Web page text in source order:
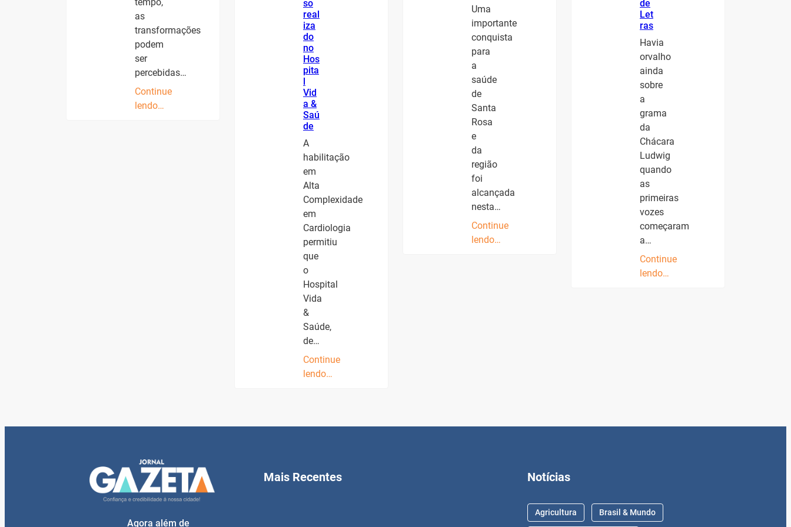
tempo,
as
transformações
podem
ser
percebidas…
Continue
lendo…
so
real
iza
do
no
Hos
pita
Vid
a &
Saú
de
A
habilitação
em
Alta
Complexidade
em
Cardiologia
permitiu
que
o
Hospital
Vida
&
Saúde,
de…
Continue
lendo…
Uma
importante
conquista
para
a
saúde
de
Santa
Rosa
e
da
região
foi
alcançada
nesta…
Continue
lendo…
de
Let
ras
Havia
orvalho
ainda
sobre
a
grama
da
Chácara
Ludwig
quando
as
primeiras
vozes
começaram
a…
Continue
lendo…
Agora além de
Mais Recentes Notícias
Agricultura Brasil & Mundo